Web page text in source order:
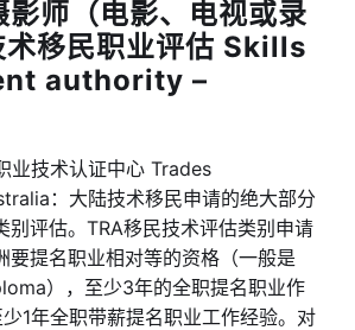
师（电影、电视或录
术移民职业评估 Skills
authority –
业技术认证中心 Trades
：大陆技术移民申请的绝大部分
别评估。TRA移民技术评估类别申请
要提名职业相对等的资格（一般是
），至少3年的全职提名职业作
1年全职带薪提名职业工作经验。对